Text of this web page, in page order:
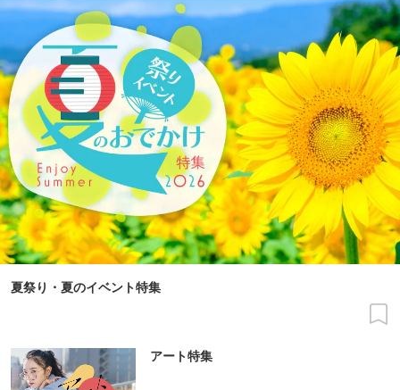
夏祭り・夏のイベント特集
アート特集